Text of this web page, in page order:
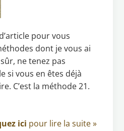
pour vous
dont je vous ai
ne tenez pas
si vous en êtes déjà
C’est la méthode 21.
ici pour lire la suite »